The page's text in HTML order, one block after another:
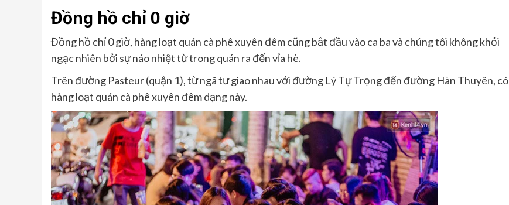
Đồng hồ chỉ 0 giờ
Đồng hồ chỉ 0 giờ, hàng loạt quán cà phê xuyên đêm cũng bắt đầu vào ca ba và chúng tôi không khỏi
ngạc nhiên bởi sự náo nhiệt từ trong quán ra đến vỉa hè.
Trên đường Pasteur (quận 1), từ ngã tư giao nhau với đường Lý Tự Trọng đến đường Hàn Thuyên, có
hàng loạt quán cà phê xuyên đêm dạng này.